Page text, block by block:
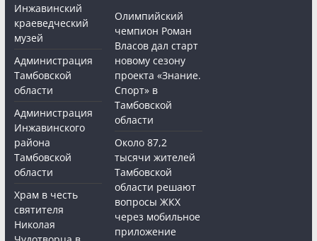
Инжавинский
краеведческий
музей
Администрация
Тамбовской
области
Администрация
Инжавинского
района
Тамбовской
области
Храм в честь
святителя
Николая
Олимпийский
чемпион Роман
Власов дал старт
новому сезону
проекта «Знание.
Спорт» в
Тамбовской
области
Около 87,2
тысячи жителей
Тамбовской
области решают
вопросы ЖКХ
через мобильное
приложение